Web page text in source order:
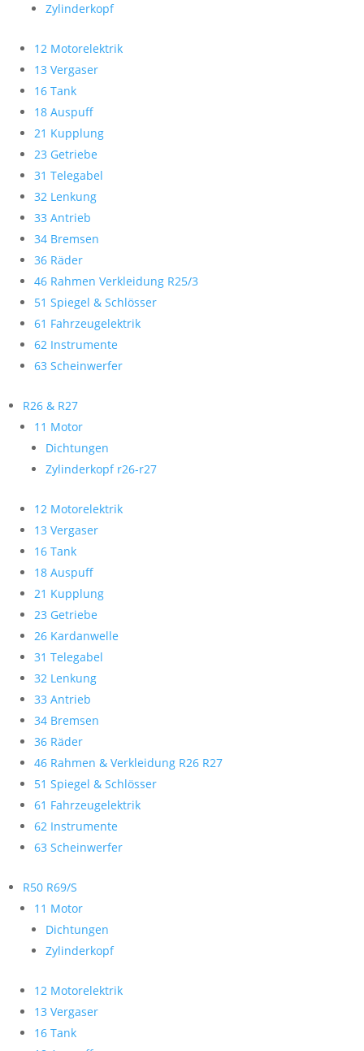
Zylinderkopf
12 Motorelektrik
13 Vergaser
16 Tank
18 Auspuff
21 Kupplung
23 Getriebe
31 Telegabel
32 Lenkung
33 Antrieb
34 Bremsen
36 Räder
46 Rahmen Verkleidung R25/3
51 Spiegel & Schlösser
61 Fahrzeugelektrik
62 Instrumente
63 Scheinwerfer
R26 & R27
11 Motor
Dichtungen
Zylinderkopf r26-r27
12 Motorelektrik
13 Vergaser
16 Tank
18 Auspuff
21 Kupplung
23 Getriebe
26 Kardanwelle
31 Telegabel
32 Lenkung
33 Antrieb
34 Bremsen
36 Räder
46 Rahmen & Verkleidung R26 R27
51 Spiegel & Schlösser
61 Fahrzeugelektrik
62 Instrumente
63 Scheinwerfer
R50 R69/S
11 Motor
Dichtungen
Zylinderkopf
12 Motorelektrik
13 Vergaser
16 Tank